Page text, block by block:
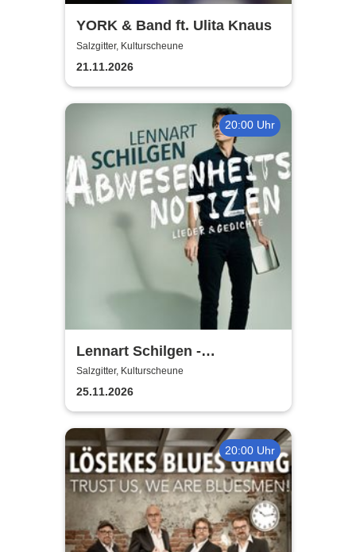
YORK & Band ft. Ulita Knaus
Salzgitter, Kulturscheune
21.11.2026
20:00 Uhr
Lennart Schilgen -
Abwesenheitsnotizen
Salzgitter, Kulturscheune
25.11.2026
20:00 Uhr